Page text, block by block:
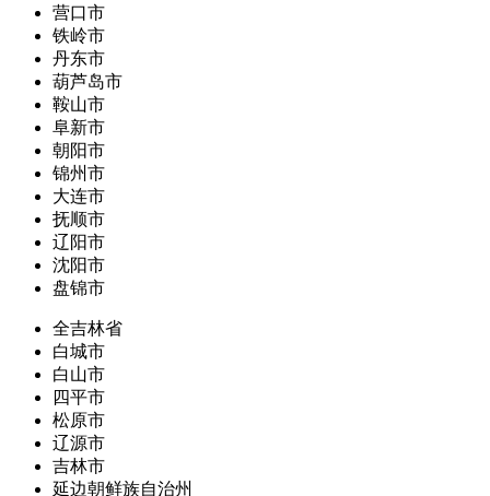
营口市
铁岭市
丹东市
葫芦岛市
鞍山市
阜新市
朝阳市
锦州市
大连市
抚顺市
辽阳市
沈阳市
盘锦市
全吉林省
白城市
白山市
四平市
松原市
辽源市
吉林市
延边朝鲜族自治州